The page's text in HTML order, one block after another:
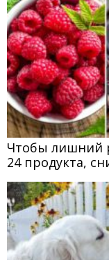
Чтобы лишний
24 продукта,